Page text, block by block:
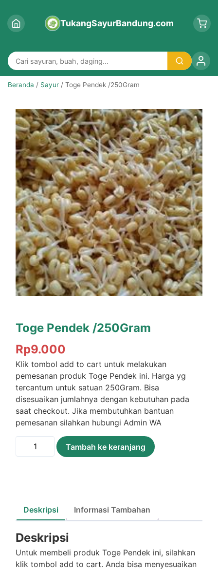
TukangSayurBandung.com
Beranda / Sayur / Toge Pendek /250Gram
Toge Pendek /250Gram
Rp9.000
Klik tombol add to cart untuk melakukan
pemesanan produk Toge Pendek ini. Harga yg
tercantum untuk satuan 250Gram. Bisa
disesuaikan jumlahnya dengan kebutuhan pada
saat checkout. Jika membutuhkan bantuan
pemesanan silahkan hubungi Admin WA
Kuantitas
Toge
Tambah ke keranjang
Deskripsi Informasi Tambahan
Deskripsi
Untuk membeli produk Toge Pendek ini, silahkan
klik tombol add to cart. Anda bisa menyesuaikan